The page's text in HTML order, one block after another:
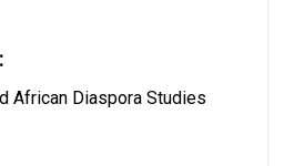
African Diaspora Studies